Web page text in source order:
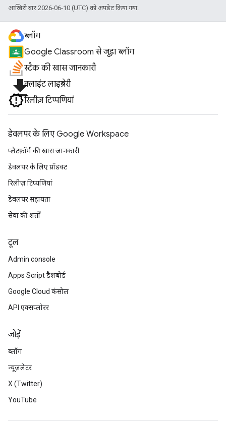
आखिरी बार 2026-06-10 (UTC) को अपडेट किया गया.
ब्लॉग
Google Classroom से जुड़ा ब्लॉग
स्टैक की खास जानकारी
file_downloadक्लाइंट लाइब्रेरी
रिलीज़ टिप्पणियां
डेवलपर के लिए Google Workspace
प्लैटफ़ॉर्म की खास जानकारी
डेवलपर के लिए प्रॉडक्ट
रिलीज़ टिप्पणियां
डेवलपर सहायता
सेवा की शर्तों
टूल
Admin console
Apps Script डैशबोर्ड
Google Cloud कंसोल
API एक्सप्लोरर
जोड़ें
ब्लॉग
न्यूज़लेटर
X (Twitter)
YouTube